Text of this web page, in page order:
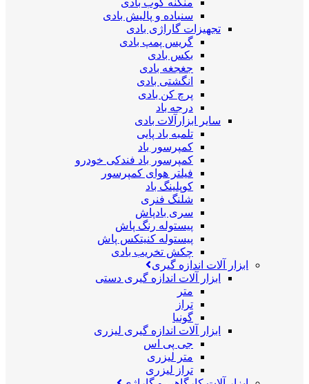
منگنه کوب بادی
سنباده و پالیش بادی
تجهیزات گاراژی بادی
گریس پمپ بادی
بکس بادی
جغجغه بادی
انگشتی بادی
پرچ کن بادی
درجه باد
سایر ابزارآلات بادی
تلمبه باد پایی
کمپرسور باد
کمپرسور باد فندکی خودرو
فیلتر هوای کمپرسور
کوپلینگ باد
شلنگ فنری
سری بادپاش
پیستوله رنگ پاش
پیستوله کنیتکس پاش
چکش تخریب بادی
ابزار آلات اندازه گیری
ابزار آلات اندازه گیری دستی
متر
تراز
گونیا
ابزار آلات اندازه گیری لیزری
جی پی اس
متر لیزری
تراز لیزری